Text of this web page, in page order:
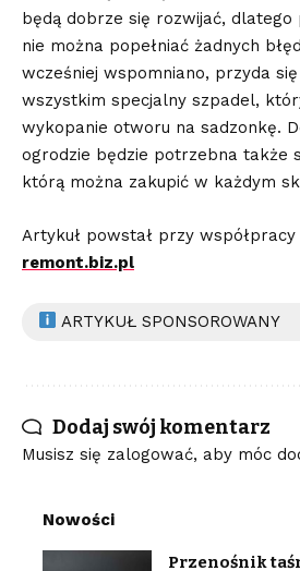
będą dobrze się rozwijać, dlatego
nie można popełniać żadnych
wcześniej wspomniano, przyda
wszystkim specjalny szpadel,
wykopanie otworu na sadzonkę.
ogrodzie będzie potrzebna także
którą można zakupić w każdym
Artykuł powstał przy
remont.biz.pl
ARTYKUŁ SPONSOROWANY
Dodaj swój komentarz
Musisz się zalogować, aby móc
Nowości
Przenośnik